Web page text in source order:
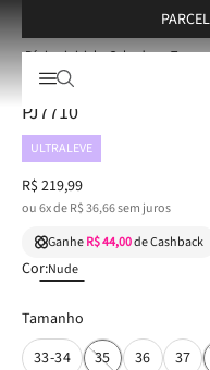
Calçados
Tamanco Petite Jolie
PJ7710
ULTRALEVE
R$ 219,99
ou6x deR$36,66sem juros
GanheR$ 44,00de Cashback
Cor:Nude
Tamanho
33-34
35 36 37